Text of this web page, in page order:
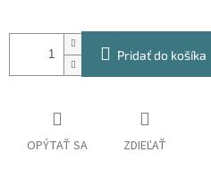
Pridať do košíka
OPÝTAŤ SA ZDIEĽAŤ